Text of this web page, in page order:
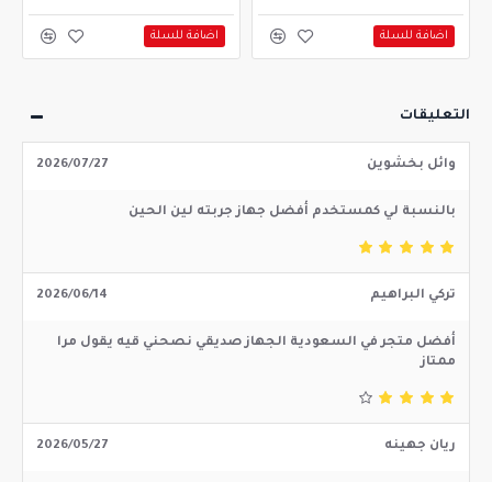
اضافة للسلة اضافة للسلة
التعليقات
وائل بخشوين 2026/07/27
بالنسبة لي كمستخدم أفضل جهاز جربته لين الحين
تركي البراهيم 2026/06/14
أفضل متجر في السعودية الجهاز صديقي نصحني قيه يقول مرا
ممتاز
ريان جهينه 2026/05/27